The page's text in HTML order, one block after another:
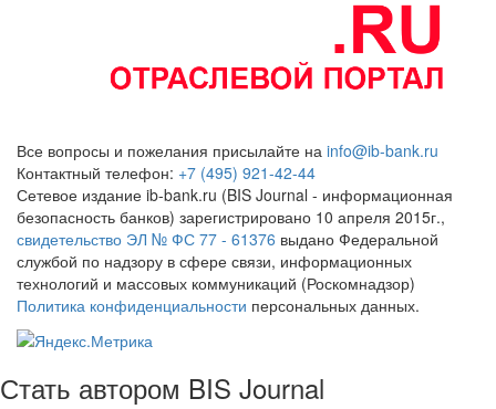
Все вопросы и пожелания присылайте на info@ib-bank.ru
Контактный телефон: +7 (495) 921-42-44
Сетевое издание ib-bank.ru (BIS Journal - информационная
безопасность банков) зарегистрировано 10 апреля 2015г.,
свидетельство ЭЛ № ФС 77 - 61376 выдано Федеральной
службой по надзору в сфере связи, информационных
технологий и массовых коммуникаций (Роскомнадзор)
Политика конфиденциальности персональных данных.
Стать автором BIS Journal